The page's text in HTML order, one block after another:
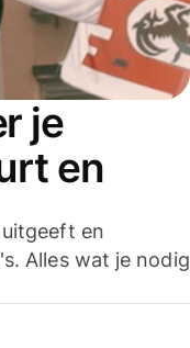
je
en
en
Alles wat je nodig